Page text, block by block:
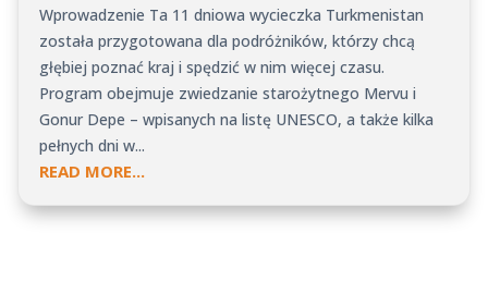
Wprowadzenie Ta 11 dniowa wycieczka Turkmenistan
została przygotowana dla podróżników, którzy chcą
głębiej poznać kraj i spędzić w nim więcej czasu.
Program obejmuje zwiedzanie starożytnego Mervu i
Gonur Depe – wpisanych na listę UNESCO, a także kilka
pełnych dni w...
READ MORE...